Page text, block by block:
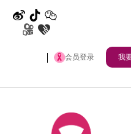
微博 抖音 公众号
快手 其他
会员登录 我